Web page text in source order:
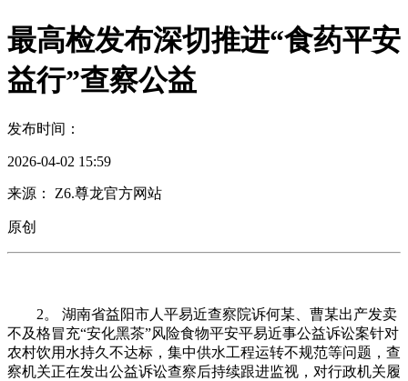
最高检发布深切推进“食药平安
益行”查察公益
发布时间：
2026-04-02 15:59
来源： Z6.尊龙官方网站
原创
2。 湖南省益阳市人平易近查察院诉何某、曹某出产发卖
不及格冒充“安化黑茶”风险食物平安平易近事公益诉讼案针对
农村饮用水持久不达标，集中供水工程运转不规范等问题，查
察机关正在发出公益诉讼查察后持续跟进监视，对行政机关履